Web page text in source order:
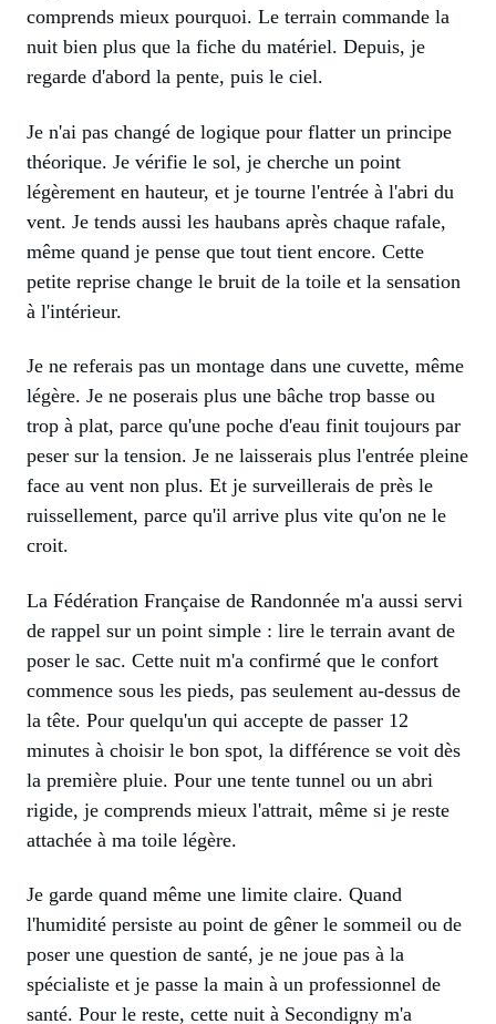
comprends mieux pourquoi. Le terrain commande la
nuit bien plus que la fiche du matériel. Depuis, je
regarde d'abord la pente, puis le ciel.
Je n'ai pas changé de logique pour flatter un principe
théorique. Je vérifie le sol, je cherche un point
légèrement en hauteur, et je tourne l'entrée à l'abri du
vent. Je tends aussi les haubans après chaque rafale,
même quand je pense que tout tient encore. Cette
petite reprise change le bruit de la toile et la sensation
à l'intérieur.
Je ne referais pas un montage dans une cuvette, même
légère. Je ne poserais plus une bâche trop basse ou
trop à plat, parce qu'une poche d'eau finit toujours par
peser sur la tension. Je ne laisserais plus l'entrée pleine
face au vent non plus. Et je surveillerais de près le
ruissellement, parce qu'il arrive plus vite qu'on ne le
croit.
La Fédération Française de Randonnée m'a aussi servi
de rappel sur un point simple : lire le terrain avant de
poser le sac. Cette nuit m'a confirmé que le confort
commence sous les pieds, pas seulement au-dessus de
la tête. Pour quelqu'un qui accepte de passer 12
minutes à choisir le bon spot, la différence se voit dès
la première pluie. Pour une tente tunnel ou un abri
rigide, je comprends mieux l'attrait, même si je reste
attachée à ma toile légère.
Je garde quand même une limite claire. Quand
l'humidité persiste au point de gêner le sommeil ou de
poser une question de santé, je ne joue pas à la
spécialiste et je passe la main à un professionnel de
santé. Pour le reste, cette nuit à Secondigny m'a